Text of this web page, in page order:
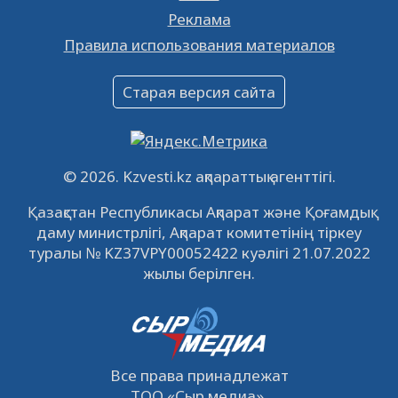
16.12.2022 61036
Объявление
09.12.2022
Свободные рабочие места
встречу с инвесторами в Кызылорде 22
ноября
21.11.2022 14939 0
© 2026. Kzvesti.kz ақпараттық агенттігі.
Қазақстан Республикасы Ақпарат және Қоғамдық
даму министрлігі, Ақпарат комитетінің тіркеу
туралы № KZ37VPY00052422 куәлігі 21.07.2022
жылы берілген.
Все права принадлежат
Реклама
Правила использования материалов
Старая версия сайта